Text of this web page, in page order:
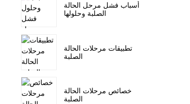
أسباب فشل مرحل الحالة
الصلبة وحلولها
تطبيقات مرحلات الحالة
الصلبة
خصائص مرحلات الحالة
الصلبة